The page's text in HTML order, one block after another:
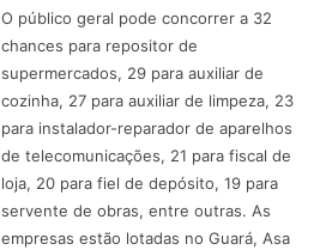
O público geral pode concorrer a 32
chances para repositor de
supermercados, 29 para auxiliar de
cozinha, 27 para auxiliar de limpeza, 23
para instalador-reparador de aparelhos
de telecomunicações, 21 para fiscal de
loja, 20 para fiel de depósito, 19 para
servente de obras, entre outras. As
empresas estão lotadas no Guará, Asa